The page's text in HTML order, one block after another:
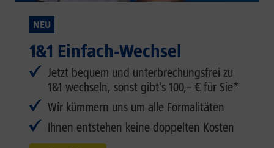
NEU
1&1 Einfach-Wechsel
Jetzt bequem und unterbrechungsfrei zu
1&1 wechseln, sonst gibt's 100,– € für Sie*
Wir kümmern uns um alle Formalitäten
Ihnen entstehen keine doppelten Kosten